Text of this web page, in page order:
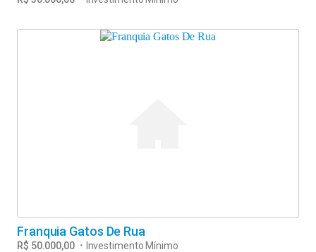
R$ 50.000,00 • Investimento Mínimo
Franquia Gatos De Rua